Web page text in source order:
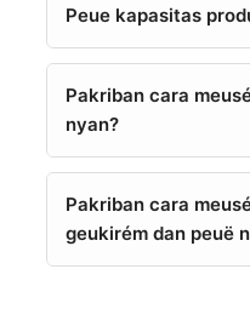
Peue kapasitas
Pakriban cara
nyan?
Pakriban cara
geukirém dan peuë